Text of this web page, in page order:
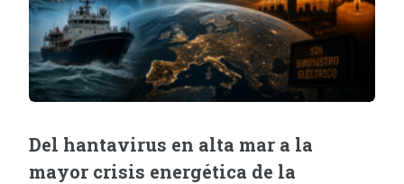
Del hantavirus en alta mar a la
mayor crisis energética de la